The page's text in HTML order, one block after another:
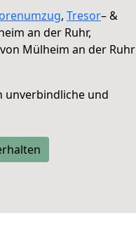
, Tresor– &
an der Ruhr,
von Mülheim an der Ruhr
unverbindliche und